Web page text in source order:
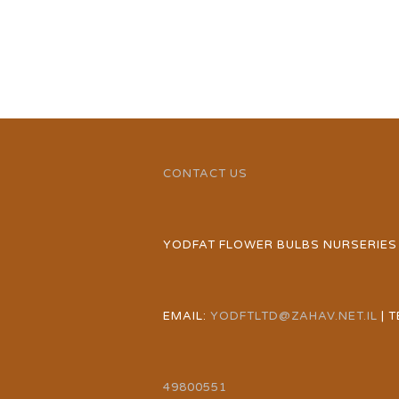
CONTACT US
YODFAT FLOWER BULBS NURSERIES
EMAIL: YODFTLTD@ZAHAV.NET.IL |
49800551